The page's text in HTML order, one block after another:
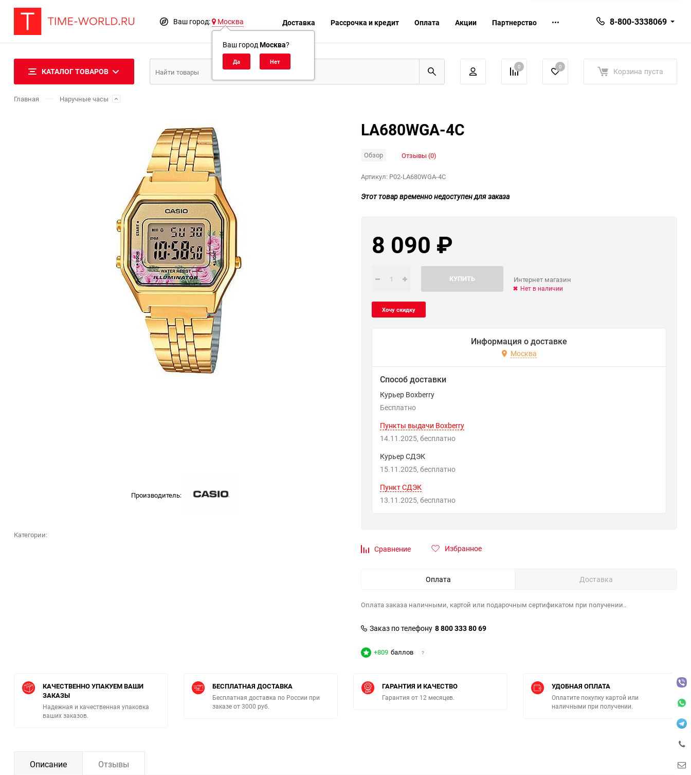
Ваш город: Москва
Ваш город Москва?
Доставка Рассрочка и кредит Оплата Акции Партнерство 8-800-3338069
КАТАЛОГ ТОВАРОВ 0 0 Корзина пуста
Главная Наручные часы
Производитель:
Категории:
LA680WGA-4C
Обзор Отзывы (0)
Артикул: P02-LA680WGA-4C
Этот товар временно недоступен для заказа
8 090 ₽
КУПИТЬ Интернет магазин
Нет в наличии
Информация о доставке
Москва
Способ доставки
Курьер Boxberry
Бесплатно
Пункты выдачи Boxberry
14.11.2025
Бесплатно
Курьер СДЭК
15.11.2025
Бесплатно
Пункт СДЭК
13.11.2025
Бесплатно
Сравнение Избранное
Оплата Доставка
Оплата заказа наличными, картой или подарочным сертификатом при получении..
Заказ по телефону 8 800 333 80 69
+809 баллов ?
КАЧЕСТВЕННО УПАКУЕМ ВАШИ
ЗАКАЗЫ
Надежная и качественная упаковка
ваших заказов.
БЕСПЛАТНАЯ ДОСТАВКА
Бесплатная доставка по России при
заказе от 3000 руб.
ГАРАНТИЯ И КАЧЕСТВО
Гарантия от 12 месяцев.
УДОБНАЯ ОПЛАТА
Оплатите покупку картой или
наличными при получении.
Описание Отзывы